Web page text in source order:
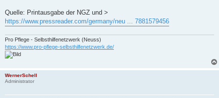
Quelle: Printausgabe der NGZ und >
https://www.pressreader.com/germany/neu ... 7881579456
Pro Pflege - Selbsthilfenetzwerk (Neuss)
https://www.pro-pflege-selbsthilfenetzwerk.de/
WernerSchell
Administrator